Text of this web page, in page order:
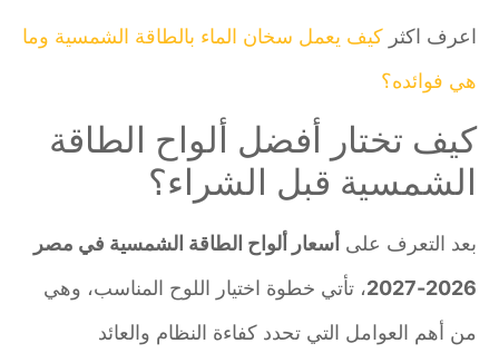
اعرف اكثركيف يعمل سخان الماء بالطاقة الشمسية وما
هي فوائده؟
كيف تختار أفضل ألواح الطاقة
الشمسية قبل الشراء؟
بعد التعرف علىأسعار ألواح الطاقة الشمسية في مصر
2026-2027
، تأتي خطوة اختيار اللوح المناسب، وهي
من أهم العوامل التي تحدد كفاءة النظام والعائد